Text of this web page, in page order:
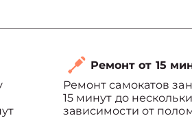
Ремонт от 15
Ремонт самокатов
15 минут до
зависимости от